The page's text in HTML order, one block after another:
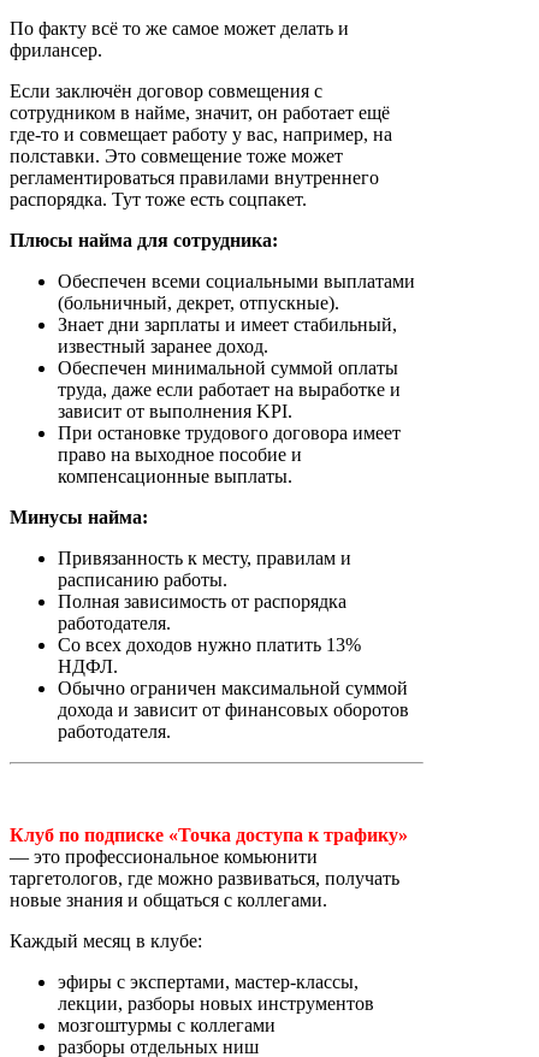
По факту всё то же самое может делать и
фрилансер.
Если заключён договор совмещения с
сотрудником в найме, значит, он работает ещё
где-то и совмещает работу у вас, например, на
полставки. Это совмещение тоже может
регламентироваться правилами внутреннего
распорядка. Тут тоже есть соцпакет.
Плюсы найма для сотрудника:
Обеспечен всеми социальными выплатами
(больничный, декрет, отпускные).
Знает дни зарплаты и имеет стабильный,
известный заранее доход.
Обеспечен минимальной суммой оплаты
труда, даже если работает на выработке и
зависит от выполнения KPI.
При остановке трудового договора имеет
право на выходное пособие и
компенсационные выплаты.
Минусы найма:
Привязанность к месту, правилам и
расписанию работы.
Полная зависимость от распорядка
работодателя.
Со всех доходов нужно платить 13%
НДФЛ.
Обычно ограничен максимальной суммой
дохода и зависит от финансовых оборотов
работодателя.
Клуб по подписке «Точка доступа к трафику»
— это профессиональное комьюнити
таргетологов, где можно развиваться, получать
новые знания и общаться с коллегами.
Каждый месяц в клубе:
эфиры с экспертами, мастер-классы,
лекции, разборы новых инструментов
мозгоштурмы с коллегами
разборы отдельных ниш